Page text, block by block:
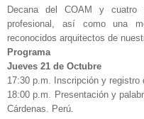
Decana del COAM y cuatro
profesional, así como una
reconocidos arquitectos de
Programa
Jueves 21 de Octubre
17:30 p.m. Inscripción y registro
18:00 p.m. Presentación y
Cárdenas. Perú.